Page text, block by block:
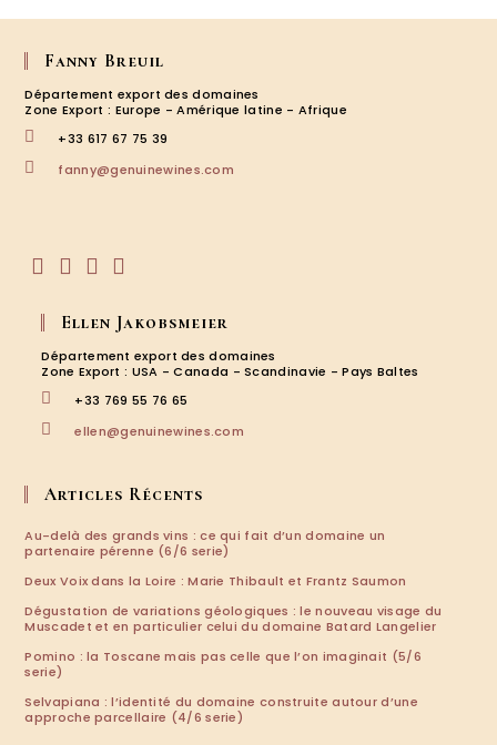
&
Fanny Breuil
Département export des domaines
Zone Export : Europe - Amérique latine - Afrique
+33 617 67 75 39
fanny@genuinewines.com
dans
un
nouvel
onglet
un
nouvel
onglet
un
nouvel
onglet
un
nouvel
onglet
Ellen Jakobsmeier
Département export des domaines
Zone Export : USA - Canada - Scandinavie - Pays Baltes
+33 769 55 76 65
ellen@genuinewines.com
Articles Récents
Au-delà des grands vins : ce qui fait d’un domaine un
partenaire pérenne (6/6 serie)
Deux Voix dans la Loire : Marie Thibault et Frantz Saumon
Dégustation de variations géologiques : le nouveau visage du
Muscadet et en particulier celui du domaine Batard Langelier
Pomino : la Toscane mais pas celle que l’on imaginait (5/6
serie)
Selvapiana : l’identité du domaine construite autour d’une
approche parcellaire (4/6 serie)